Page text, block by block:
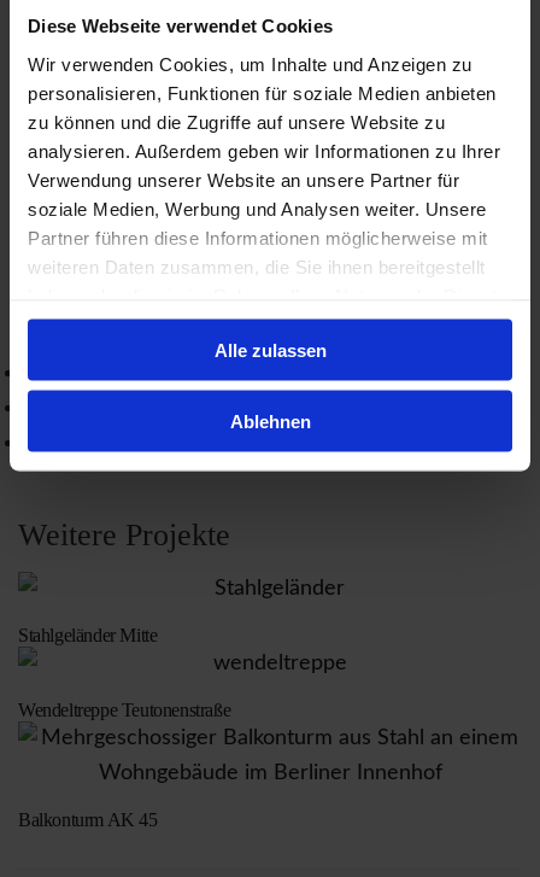
Diese Webseite verwendet Cookies
Wir verwenden Cookies, um Inhalte und Anzeigen zu
personalisieren, Funktionen für soziale Medien anbieten
zu können und die Zugriffe auf unsere Website zu
analysieren. Außerdem geben wir Informationen zu Ihrer
Verwendung unserer Website an unsere Partner für
soziale Medien, Werbung und Analysen weiter. Unsere
Partner führen diese Informationen möglicherweise mit
weiteren Daten zusammen, die Sie ihnen bereitgestellt
gesammelt haben.
Alle zulassen
Ablehnen
Der Stahlbalkon wurde in Mauertaschen eingelassen
und mit Beton ausgeworfen wodurch keine Stützen
nötig sind.
Planung: Ralph Podeyn
Berlin 2022.
Weitere Bilder zum Projekt
Weitere Projekte
Stahlgeländer Mitte
Wendeltreppe Teutonenstraße
Balkonturm AK 45